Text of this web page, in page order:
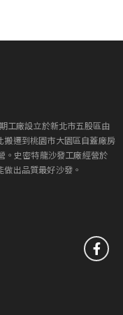
工廠設立於新北市五股區由
遷到桃園市大園區自蓋廠房
。史密特龍沙發工廠經營於
出品質最好沙發。